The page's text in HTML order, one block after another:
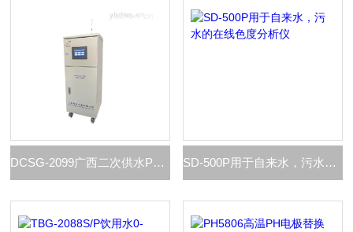
DCSG-2099广西二次供水PH余氯浊度TDS色度温度一体机 SD-500P用于自来水，污水的在线色度分析仪